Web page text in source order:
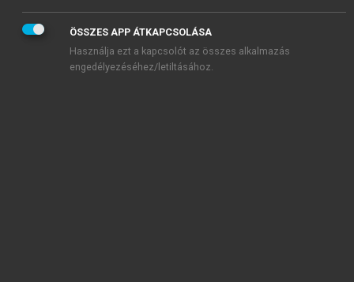
ÖSSZES APP ÁTKAPCSOLÁSA
Használja ezt a kapcsolót az összes alkalmazás
engedélyezéséhez/letiltásához.